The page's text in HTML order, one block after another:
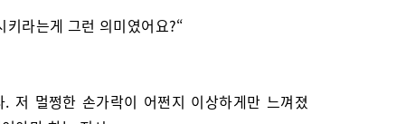
라는게 그런 의미였어요?“
저 멀쩡한 손가락이 어쩐지 이상하게만 느껴졌